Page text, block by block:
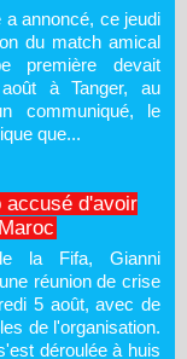
a annoncé, ce jeudi
du match amical
première devait
à Tanger, au
communiqué, le
que...
accusé d'avoir
la Fifa, Gianni
réunion de crise
5 août, avec de
de l'organisation.
déroulée à huis